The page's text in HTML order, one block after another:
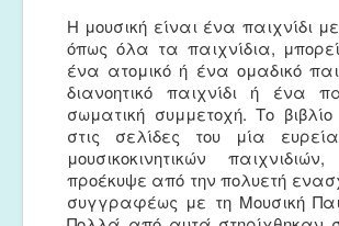
Η μουσική είναι ένα παιχνίδι
όπως όλα τα παιχνίδια,
ένα ατομικό ή ένα ομαδικό
διανοητικό παιχνίδι ή ένα
σωματική συμμετοχή. Το βιβλίο
στις σελίδες του μία
μουσικοκινητικών
προέκυψε από την πολυετή
συγγραφέως με τη Μουσική